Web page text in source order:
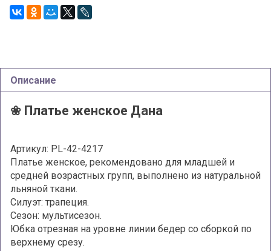
Описание
❀ Платье женское Дана
Артикул: PL-42-4217
Платье женское, рекомендовано для младшей и
средней возрастных групп, выполнено из натуральной
льняной ткани.
Силуэт: трапеция.
Сезон: мультисезон.
Юбка отрезная на уровне линии бедер со сборкой по
верхнему срезу.